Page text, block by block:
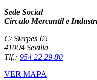
Sede Social
Círculo Mercantil e
C/ Sierpes 65
41004 Sevilla
Tlf.: 954 22 29 80
VER MAPA